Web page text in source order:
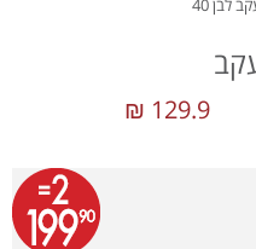
לבן 40
129.9 ₪